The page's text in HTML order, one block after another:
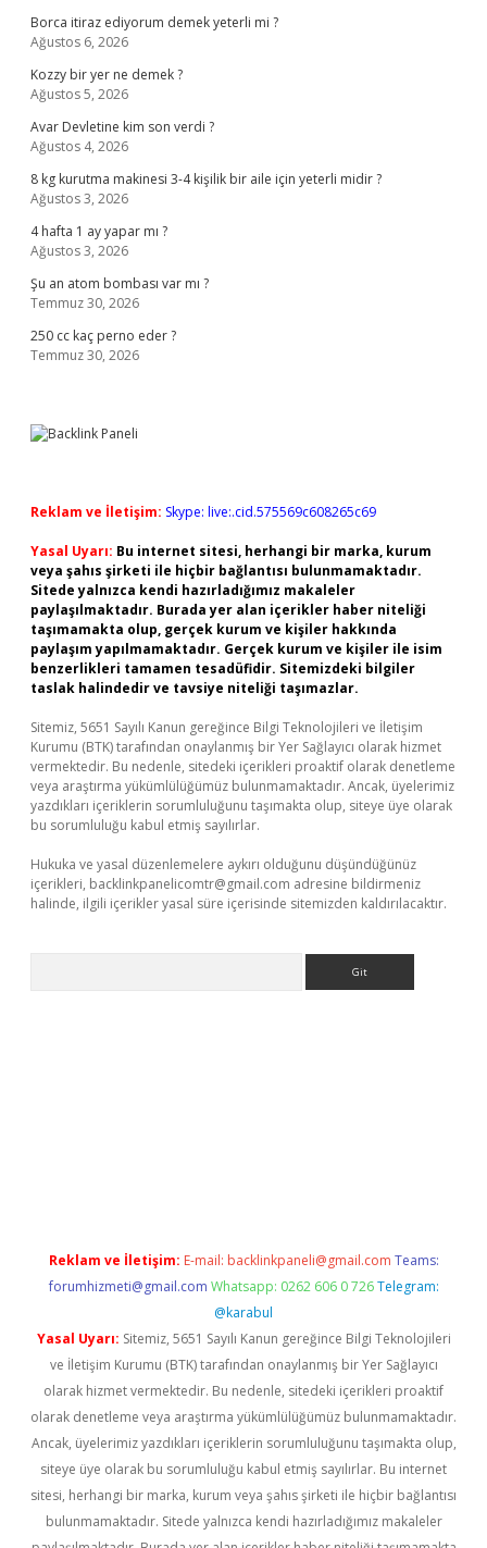
Borca itiraz ediyorum demek yeterli mi ?
Ağustos 6, 2026
Kozzy bir yer ne demek ?
Ağustos 5, 2026
Avar Devletine kim son verdi ?
Ağustos 4, 2026
8 kg kurutma makinesi 3-4 kişilik bir aile için yeterli midir ?
Ağustos 3, 2026
4 hafta 1 ay yapar mı ?
Ağustos 3, 2026
Şu an atom bombası var mı ?
Temmuz 30, 2026
250 cc kaç perno eder ?
Temmuz 30, 2026
Reklam ve İletişim: Skype: live:.cid.575569c608265c69
Yasal Uyarı: Bu internet sitesi, herhangi bir marka, kurum
veya şahıs şirketi ile hiçbir bağlantısı bulunmamaktadır.
Sitede yalnızca kendi hazırladığımız makaleler
paylaşılmaktadır. Burada yer alan içerikler haber niteliği
taşımamakta olup, gerçek kurum ve kişiler hakkında
paylaşım yapılmamaktadır. Gerçek kurum ve kişiler ile isim
benzerlikleri tamamen tesadüfidir. Sitemizdeki bilgiler
taslak halindedir ve tavsiye niteliği taşımazlar.
Sitemiz, 5651 Sayılı Kanun gereğince Bilgi Teknolojileri ve İletişim
Kurumu (BTK) tarafından onaylanmış bir Yer Sağlayıcı olarak hizmet
vermektedir. Bu nedenle, sitedeki içerikleri proaktif olarak denetleme
veya araştırma yükümlülüğümüz bulunmamaktadır. Ancak, üyelerimiz
yazdıkları içeriklerin sorumluluğunu taşımakta olup, siteye üye olarak
bu sorumluluğu kabul etmiş sayılırlar.
Hukuka ve yasal düzenlemelere aykırı olduğunu düşündüğünüz
içerikleri, backlinkpanelicomtr@gmail.com adresine bildirmeniz
halinde, ilgili içerikler yasal süre içerisinde sitemizden kaldırılacaktır.
Reklam ve İletişim: E-mail: backlinkpaneli@gmail.com Teams:
forumhizmeti@gmail.com Whatsapp: 0262 606 0 726 Telegram:
@karabul
Yasal Uyarı: Sitemiz, 5651 Sayılı Kanun gereğince Bilgi Teknolojileri
ve İletişim Kurumu (BTK) tarafından onaylanmış bir Yer Sağlayıcı
olarak hizmet vermektedir. Bu nedenle, sitedeki içerikleri proaktif
olarak denetleme veya araştırma yükümlülüğümüz bulunmamaktadır.
Ancak, üyelerimiz yazdıkları içeriklerin sorumluluğunu taşımakta olup,
siteye üye olarak bu sorumluluğu kabul etmiş sayılırlar. Bu internet
sitesi, herhangi bir marka, kurum veya şahıs şirketi ile hiçbir bağlantısı
bulunmamaktadır. Sitede yalnızca kendi hazırladığımız makaleler